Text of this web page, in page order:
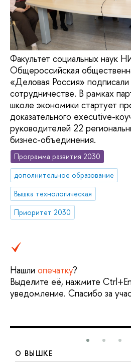
Факультет социальных наук
Общероссийская
«Деловая Россия» подписали
сотрудничестве. В рамках
школе экономики стартует
доказательного executive-
руководителей 22
бизнес-объединения.
Программа развития 2030
дополнительное образование
Вышка технологическая
Приоритет 2030
Нашли опечатку?
Выделите её, нажмите
уведомление. Спасибо за
О ВЫШКЕ